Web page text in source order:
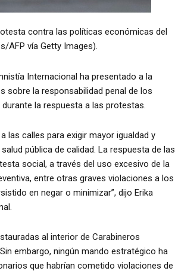
contra las políticas económicas del
AFP vía Getty Images).
Internacional ha presentado a la
sobre la responsabilidad penal de los
la respuesta a las protestas.
las calles para exigir mayor igualdad y
pública de calidad. La respuesta de las
social, a través del uso excesivo de la
entre otras graves violaciones a los
en negar o minimizar”, dijo Erika
al interior de Carabineros
embargo, ningún mando estratégico ha
que habrían cometido violaciones de